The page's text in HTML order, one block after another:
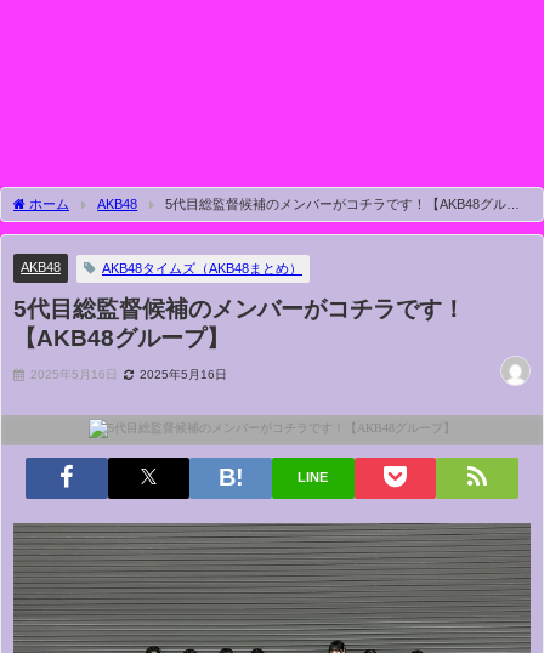
ホーム AKB48
5代目総監督候補のメンバーがコチラです！【AKB48グルー
プ】
AKB48 AKB48タイムズ（AKB48まとめ）
5代目総監督候補のメンバーがコチラです！
【AKB48グループ】
2025年5月16日 2025年5月16日
LINE